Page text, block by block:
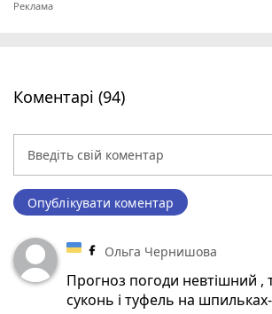
Коментарі (94)
Опублікувати коментар
Ольга Чернишова
Прогноз погоди невтішний ,
суконь і туфель на